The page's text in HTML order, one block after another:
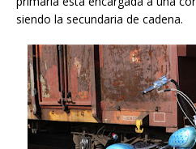
siendo la secundaria de cadena.